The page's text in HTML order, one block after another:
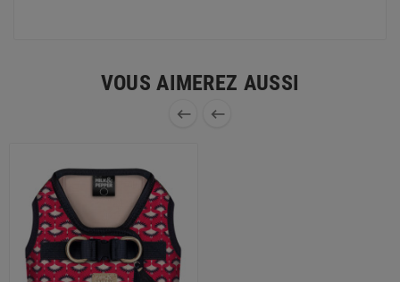
VOUS AIMEREZ AUSSI
 